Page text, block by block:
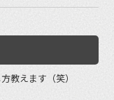
教えます（笑）